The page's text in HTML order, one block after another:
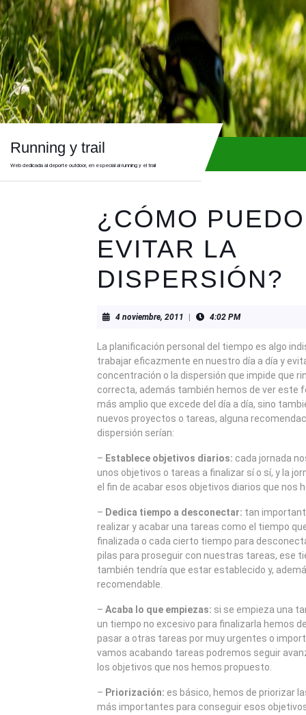
Skip
to
content
Running y trail
Web dedicada al deporte outdoor, en especial al running y el trail
¿CÓMO PUEDO
EVITAR LA
DISPERSIÓN?
4 noviembre, 2011 4:02 PM
La planificación personal del tiempo es algo
trabajar eficazmente en nuestro día a día y
concentración o la dispersión que impide que
correcta, además también hemos de ver este
más amplio que excede del día a día, sino
nuevos proyectos o tareas, alguna
dispersión serían:
– Establece objetivos diarios: cada jornada
unos objetivos o tareas a finalizar sí o sí, y la
el fin de acabar esos objetivos diarios que nos
– Dedica tiempo a desconectar: tan
realizar y acabar una tareas como el tiempo
finalizada o cada cierto tiempo para
pilas para proseguir con nuestras tareas, ese
también tendría que estar establecido y,
recomendable.
– Acaba lo que empiezas: si se empieza una
un tiempo no excesivo para finalizarla hemos
pasar a otras tareas por muy urgentes o
vamos acabando tareas podremos seguir
los objetivos que nos hemos propuesto.
– Priorización: es básico, hemos de priorizar
más importantes para conseguir esos